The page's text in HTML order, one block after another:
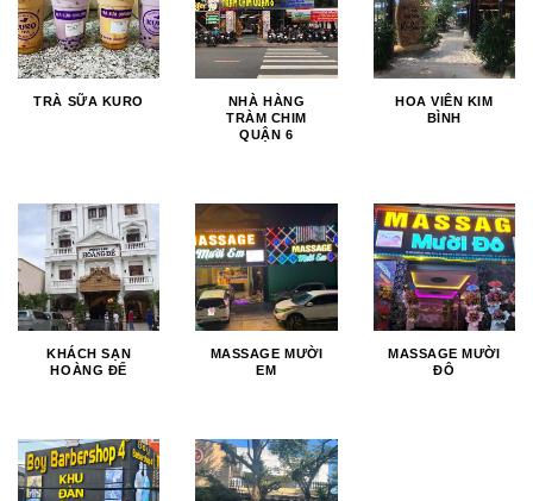
TRÀ SỮA KURO
NHÀ HÀNG
TRÀM CHIM
QUẬN 6
HOA VIÊN KIM
BÌNH
KHÁCH SẠN
HOÀNG ĐẾ
MASSAGE MƯỜI
EM
MASSAGE MƯỜI
ĐÔ